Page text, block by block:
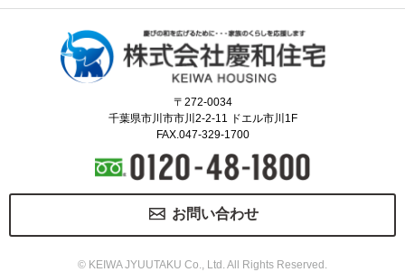
〒272-0034
千葉県市川市市川2-2-11 ドエル市川1F
FAX.047-329-1700
お問い合わせ
© KEIWA JYUUTAKU Co., Ltd. All Rights Reserved.